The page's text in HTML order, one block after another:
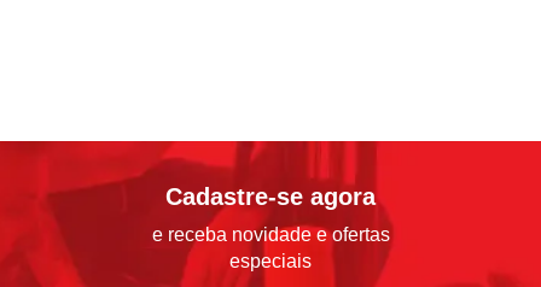
Cadastre-se agora
e receba novidade e ofertas
especiais